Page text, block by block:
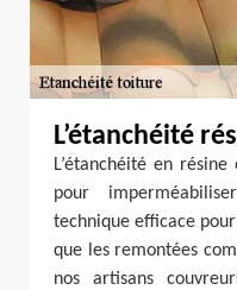
L’étanchéité
L’étanchéité en
pour
technique efficace
que les remontées
nos artisans